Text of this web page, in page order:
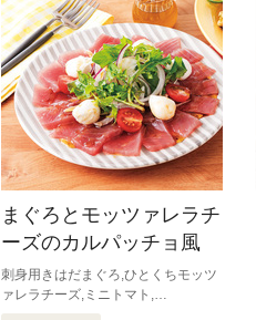
まぐろとモッツァレラチ
ーズのカルパッチョ風
刺身用きはだまぐろ,ひとくちモッツ
ァレラチーズ,ミニトマト,…